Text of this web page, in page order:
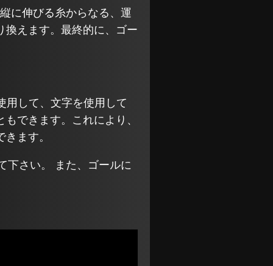
に伸びる糸からなる、運
換えます。最終的に、ゴー
用して、文字を使用して
できます。これにより、
ます。
下さい。 また、ゴールに